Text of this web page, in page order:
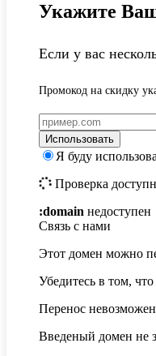
Укажите
Если у вас
Промокод на скидку
Использовать
Я буду
Проверка
:domain недоступен
Связь с нами
Этот домен можно
Убедитесь в том,
Перенос невозможен
Введеный домен не